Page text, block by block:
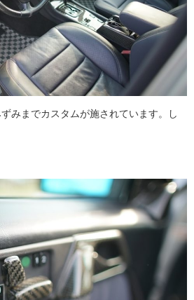
みまでカスタムが施されています。し